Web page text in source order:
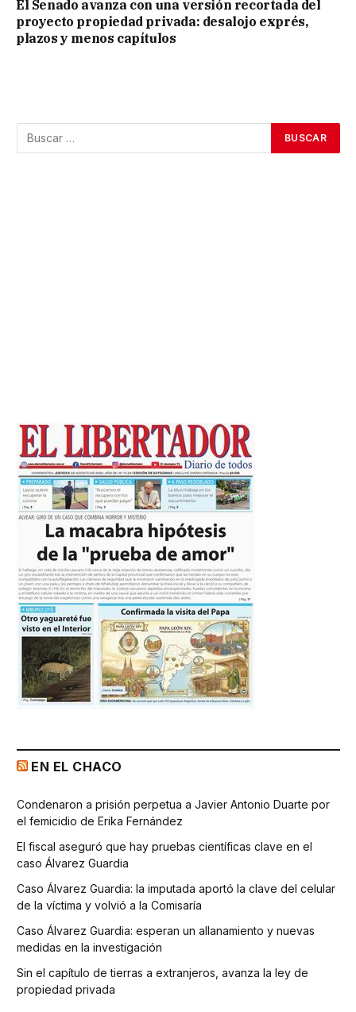
El Senado avanza con una versión recortada del
proyecto propiedad privada: desalojo exprés,
plazos y menos capítulos
EN EL CHACO
Condenaron a prisión perpetua a Javier Antonio Duarte por
el femicidio de Erika Fernández
El fiscal aseguró que hay pruebas científicas clave en el
caso Álvarez Guardia
Caso Álvarez Guardia: la imputada aportó la clave del celular
de la víctima y volvió a la Comisaría
Caso Álvarez Guardia: esperan un allanamiento y nuevas
medidas en la investigación
Sin el capítulo de tierras a extranjeros, avanza la ley de
propiedad privada